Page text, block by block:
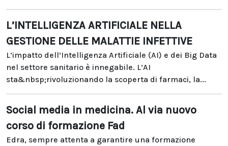
L’INTELLIGENZA ARTIFICIALE NELLA
GESTIONE DELLE MALATTIE INFETTIVE
L’impatto dell’Intelligenza Artificiale (AI) e dei Big Data
nel settore sanitario è innegabile. L’AI
sta&nbsp;rivoluzionando la scoperta di farmaci, la...
Social media in medicina. Al via nuovo
corso di formazione Fad
Edra, sempre attenta a garantire una formazione